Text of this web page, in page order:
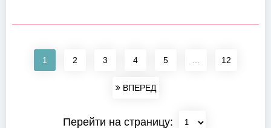
1 2 3 4 5 12
ВПЕРЕД
Перейти на страницу: